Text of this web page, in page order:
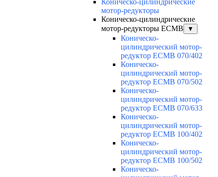
Коническо-цилиндрические
мотор-редукторы
Коническо-цилиндрические
мотор-редукторы ECMB
▼
Коническо-
цилиндрический мотор-
редуктор ECMB 070/402
Коническо-
цилиндрический мотор-
редуктор ECMB 070/502
Коническо-
цилиндрический мотор-
редуктор ECMB 070/633
Коническо-
цилиндрический мотор-
редуктор ECMB 100/402
Коническо-
цилиндрический мотор-
редуктор ECMB 100/502
Коническо-